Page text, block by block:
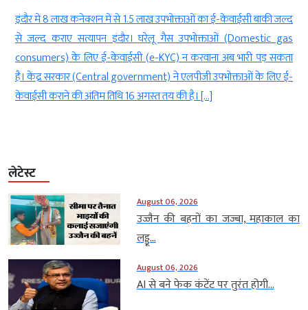
इंदौर में 8 लाख कनेक्शन में से 1.5 लाख उपभोक्ताओं का ई-केवाईसी बाकी जल्द
से जल्द कराए सत्यापन इंदौर। घरेलू गैस उपभोक्ताओं (Domestic gas
consumers) के लिए ई-केवाईसी (e-KYC) न करवाना अब भारी पड़ सकता
है। केंद्र सरकार (Central government) ने एलपीजी उपभोक्ताओं के लिए ई-
केवाईसी कराने की अंतिम तिथि 16 अगस्त तय की है। […]
लेटेस्ट
August 06, 2026
उज्जैन की बहनों का जज्बा, महाकाल का
लड्डू...
August 06, 2026
AI से बने फेक कंटेंट पर तुरंत होगी...